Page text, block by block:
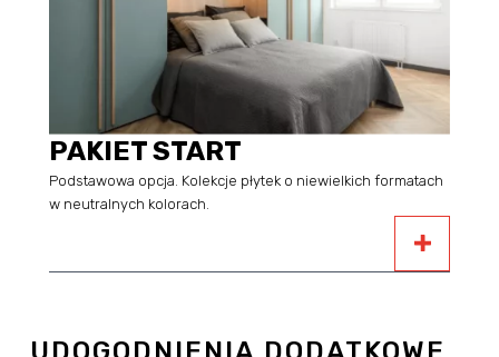
PAKIET START
Podstawowa opcja. Kolekcje płytek o niewielkich formatach
w neutralnych kolorach.